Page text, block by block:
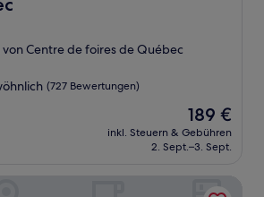
von Centre de foires de Québec
(727 Bewertungen)
Der
Preis
beträgt
189 €
inkl. Steuern & Gebühren
2. Sept.–3. Sept.